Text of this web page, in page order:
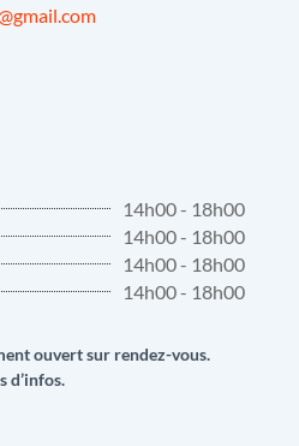
14h00 - 18h00
14h00 - 18h00
14h00 - 18h00
14h00 - 18h00
ouvert sur rendez-vous.
d’infos.